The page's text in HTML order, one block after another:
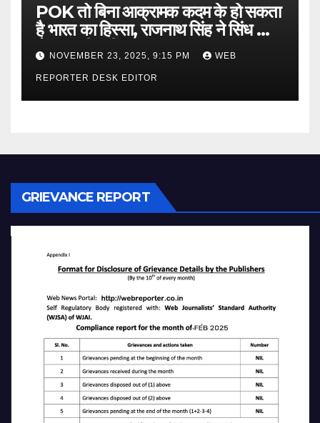
POK तो बिना आक्रामक कदम के हो सकता
है भारत का हिस्सा, राजनाथ सिंह ने सिंध को
लेकर कही बड़ी बात…
NOVEMBER 23, 2025, 9:15 PM WEB
REPORTER DESK EDITOR
GRIEVANCE REPORT